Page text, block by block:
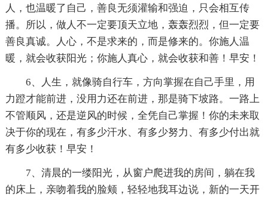
人，也温暖了自己，善良无须灌输和强迫，只会相互传
播。所以，做人不一定要顶天立地，轰轰烈烈，但一定要
善良真诚。人心，不是求来的，而是修来的。你施人温
暖，就会收获阳光；你施人真心，就会收获和善！早安！
6、人生，就像骑自行车，方向掌握在自己手里，用
力蹬才能前进，没用力还在前进，那是骑下坡路。一路上
不管顺风，还是逆风的时候，全凭自己掌握！你的未来取
决于你的现在，有多少汗水、有多少努力、有多少付出就
有多少收获！早安！
7、清晨的一缕阳光，从窗户爬进我的房间，躺在我
的床上，亲吻着我的脸颊，轻轻地我耳边说，新的一天开